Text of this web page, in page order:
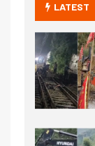
LATEST